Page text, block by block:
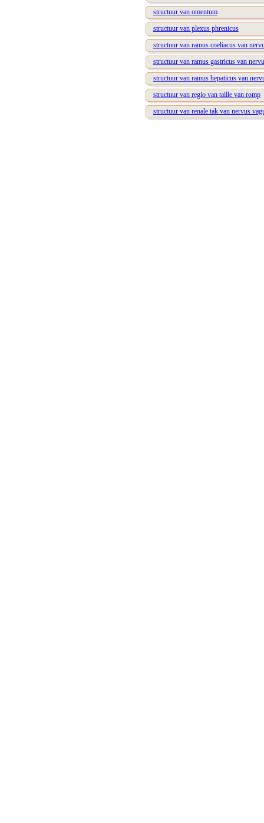
structuur van omentum
structuur van plexus phrenicus
structuur van ramus coeliacus van
structuur van ramus gastricus van
structuur van ramus hepaticus van
structuur van regio van taille van romp
structuur van renale tak van nervus